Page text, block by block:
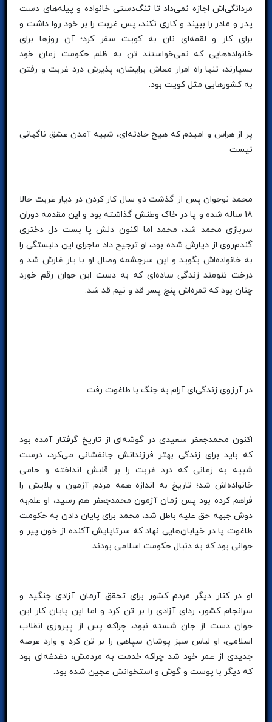
مردانگی‌اش اجازه نمی‌داد تا تنگ‌دستی خانواده و پیله‌های دست
پدر و مادر را ببیند و کاری نکند، پس غربت را بر خود روا داشت و
برای کار و لقمه‌ای نان به کویت سفر کرد؛ آن روزها برای
خانواده‌هایی که نمی‌خواستند تن به ظلم حکومت زمان خود
بسپارند، تنها راه امرار معاش برایشان، پذیرش درد غربت و رفتن
به کشورهایی مثل کویت بود.
پر از هراس و امیدم که هیچ حادثه‌ای، شبیه آمدن عشق ناگهانی
نیست
محمد نوجوان پس از گذشت دو سال کار کردن در دیار غربت حالا
18 ساله شده و پا در خاک وطنش گذاشته بود و این مقدمه دوران
سربازی محمد شد، محمد اما اکنون دلش پا بست دل دختری
گندم‌روی از دیارش شده بود، او ترجیح داد ماجرای این دلبستگی را
به خانواده‌اش بگوید و این سرچشمه وصال او با یار غارش شد و
درخت تنومند زندگی ساده‌ای که به دست این جوان رقم خورد
چنان بود که ثمره‌اش پنج پسر قد و نیم قد شد.
در آرزوی زندگی‌ای آرام به جنگ با طاغوت رفت
اکنون محمدجعفر سعیدی در گوشه‌ای از تاریخ گرفتار آمده بود
که باید برای زندگی بهتر فرزندانش جانفشانی می‌کرد، درست
شبیه به زمانی که درد غربت را بر قلبش انداخته و حامی
خانواده‌اش شد؛ تاریخ به اندازه همه مردم آزمون و بلایش را
فراهم کرده بود پس زمان آزمون محمدجعفر هم رسید، او علم‌به
دوش جبهه حق علیه باطل شد، محمد برای پایان دادن به حکومت
طاغوت پا در خیابان‌هایی نهاد که سرتاپایش آکنده از خون پیر و
جوانی بود که به دنبال حکومت اسلامی بودند.
او در کنار دیگر مردم کشور برای تحقق آرمان آزادی جنگید و
سرانجام کشور، ردای آزادی را بر تن کرد و اما این پایان کار این
جوان دست از جان شسته نبود، چراکه پس از پیروزی انقلاب
اسلامی، او لباس سبز پوشان سپاهی را بر تن کرد و وارد عرصه‌
جدیدی از عمر خود شد چراکه خدمت به مردمش، دغدغه‌ای بود
که دیگر با پوست و گوش و استخوانش عجین شده بود.